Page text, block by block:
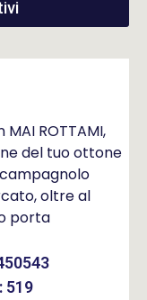
ROTTAMI,
del tuo ottone
oltre al
porta
519